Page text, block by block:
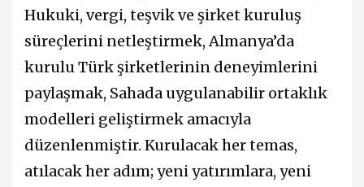
Hukuki, vergi, teşvik ve şirket kuruluş
süreçlerini netleştirmek, Almanya’da
kurulu Türk şirketlerinin deneyimlerini
paylaşmak, Sahada uygulanabilir ortaklık
modelleri geliştirmek amacıyla
düzenlenmiştir. Kurulacak her temas,
atılacak her adım; yeni yatırımlara, yeni